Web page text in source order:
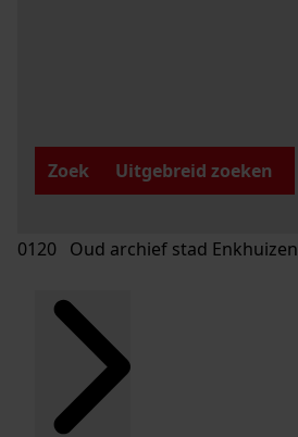
Zoek
Uitgebreid zoeken
0120 Oud archief stad Enkhuizen